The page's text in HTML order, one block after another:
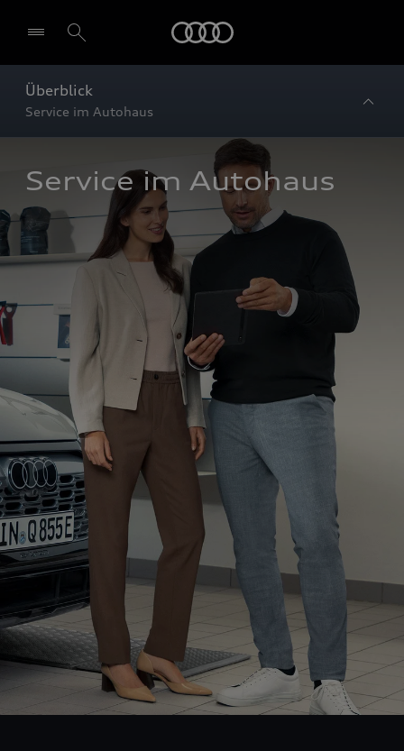
Überblick
Service im Autohaus
Service im Autohaus